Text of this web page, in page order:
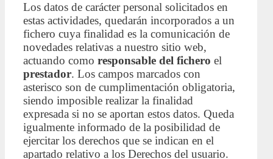
Los datos de carácter personal solicitados en
estas actividades, quedarán incorporados a un
fichero cuya finalidad es la comunicación de
novedades relativas a nuestro sitio web,
actuando como responsable del fichero el
prestador. Los campos marcados con
asterisco son de cumplimentación obligatoria,
siendo imposible realizar la finalidad
expresada si no se aportan estos datos. Queda
igualmente informado de la posibilidad de
ejercitar los derechos que se indican en el
apartado relativo a los Derechos del usuario.